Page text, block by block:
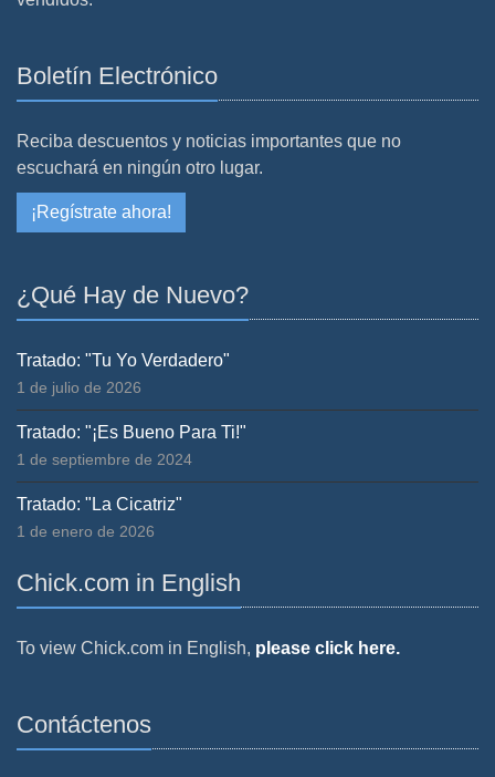
Boletín Electrónico
Reciba descuentos y noticias importantes que no
escuchará en ningún otro lugar.
¡Regístrate ahora!
¿Qué Hay de Nuevo?
Tratado: "Tu Yo Verdadero"
1 de julio de 2026
Tratado: "¡Es Bueno Para Ti!"
1 de septiembre de 2024
Tratado: "La Cicatriz"
1 de enero de 2026
Chick.com in English
To view Chick.com in English, please click here.
Contáctenos